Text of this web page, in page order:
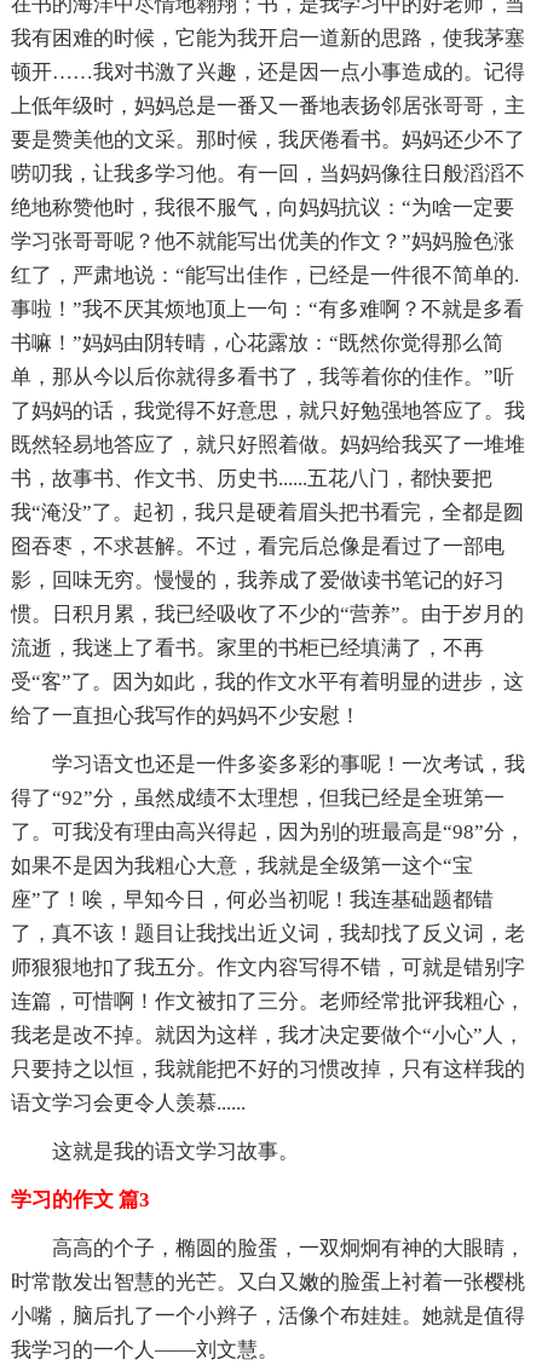
我有困难的时候，它能为我开启一道新的思路，使我茅塞
顿开……我对书激了兴趣，还是因一点小事造成的。记得
上低年级时，妈妈总是一番又一番地表扬邻居张哥哥，主
要是赞美他的文采。那时候，我厌倦看书。妈妈还少不了
唠叨我，让我多学习他。有一回，当妈妈像往日般滔滔不
绝地称赞他时，我很不服气，向妈妈抗议：“为啥一定要
学习张哥哥呢？他不就能写出优美的作文？”妈妈脸色涨
红了，严肃地说：“能写出佳作，已经是一件很不简单的.
事啦！”我不厌其烦地顶上一句：“有多难啊？不就是多看
书嘛！”妈妈由阴转晴，心花露放：“既然你觉得那么简
单，那从今以后你就得多看书了，我等着你的佳作。”听
了妈妈的话，我觉得不好意思，就只好勉强地答应了。我
既然轻易地答应了，就只好照着做。妈妈给我买了一堆堆
书，故事书、作文书、历史书......五花八门，都快要把
我“淹没”了。起初，我只是硬着眉头把书看完，全都是囫
囵吞枣，不求甚解。不过，看完后总像是看过了一部电
影，回味无穷。慢慢的，我养成了爱做读书笔记的好习
惯。日积月累，我已经吸收了不少的“营养”。由于岁月的
流逝，我迷上了看书。家里的书柜已经填满了，不再
受“客”了。因为如此，我的作文水平有着明显的进步，这
给了一直担心我写作的妈妈不少安慰！
学习语文也还是一件多姿多彩的事呢！一次考试，我
得了“92”分，虽然成绩不太理想，但我已经是全班第一
了。可我没有理由高兴得起，因为别的班最高是“98”分，
如果不是因为我粗心大意，我就是全级第一这个“宝
座”了！唉，早知今日，何必当初呢！我连基础题都错
了，真不该！题目让我找出近义词，我却找了反义词，老
师狠狠地扣了我五分。作文内容写得不错，可就是错别字
连篇，可惜啊！作文被扣了三分。老师经常批评我粗心，
我老是改不掉。就因为这样，我才决定要做个“小心”人，
只要持之以恒，我就能把不好的习惯改掉，只有这样我的
语文学习会更令人羡慕......
这就是我的语文学习故事。
学习的作文 篇3
高高的个子，椭圆的脸蛋，一双炯炯有神的大眼睛，
时常散发出智慧的光芒。又白又嫩的脸蛋上衬着一张樱桃
小嘴，脑后扎了一个小辫子，活像个布娃娃。她就是值得
我学习的一个人——刘文慧。